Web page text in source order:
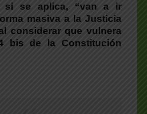
si se aplica, “van a ir
masiva a la Justicia
considerar que vulnera
bis de la Constitución